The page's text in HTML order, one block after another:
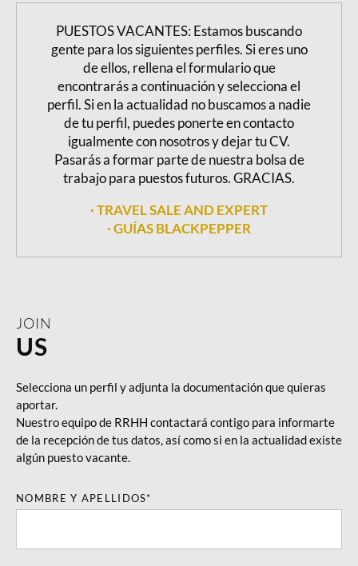
PUESTOS VACANTES: Estamos buscando
gente para los siguientes perfiles. Si eres uno
de ellos, rellena el formulario que
encontrarás a continuación y selecciona el
perfil. Si en la actualidad no buscamos a nadie
de tu perfil, puedes ponerte en contacto
igualmente con nosotros y dejar tu CV.
Pasarás a formar parte de nuestra bolsa de
trabajo para puestos futuros. GRACIAS.
· TRAVEL SALE AND EXPERT
· GUÍAS BLACKPEPPER
JOIN
US
Selecciona un perfil y adjunta la documentación que quieras
aportar.
Nuestro equipo de RRHH contactará contigo para informarte
de la recepción de tus datos, así como si en la actualidad existe
algún puesto vacante.
NOMBRE Y APELLIDOS*